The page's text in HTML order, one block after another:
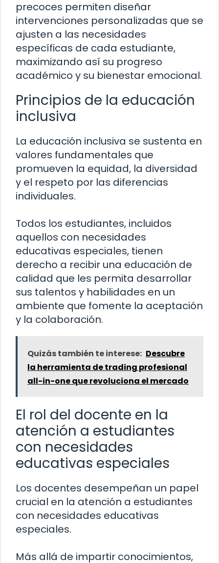
precoces permiten diseñar
intervenciones personalizadas que se
ajusten a las necesidades
específicas de cada estudiante,
maximizando así su progreso
académico y su bienestar emocional.
Principios de la educación
inclusiva
La educación inclusiva se sustenta en
valores fundamentales que
promueven la equidad, la diversidad
y el respeto por las diferencias
individuales.
Todos los estudiantes, incluidos
aquellos con necesidades
educativas especiales, tienen
derecho a recibir una educación de
calidad que les permita desarrollar
sus talentos y habilidades en un
ambiente que fomente la aceptación
y la colaboración.
Quizás también te interese: Descubre
la herramienta de trading profesional
all-in-one que revoluciona el mercado
El rol del docente en la
atención a estudiantes
con necesidades
educativas especiales
Los docentes desempeñan un papel
crucial en la atención a estudiantes
con necesidades educativas
especiales.
Más allá de impartir conocimientos,